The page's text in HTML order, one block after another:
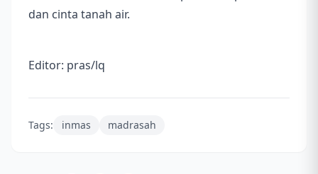
dan cinta tanah air.
Editor: pras/lq
Tags: inmas madrasah